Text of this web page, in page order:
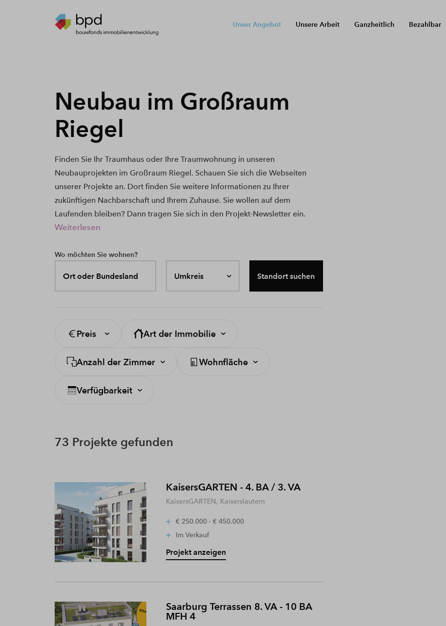
Unser Angebot Unsere Arbeit Ganzheitlich Bezahlbar
Neubau im Großraum
Riegel
Finden Sie Ihr Traumhaus oder Ihre Traumwohnung in unseren
Neubauprojekten im Großraum Riegel. Schauen Sie sich die Webseiten
unserer Projekte an. Dort finden Sie weitere Informationen zu Ihrer
zukünftigen Nachbarschaft und Ihrem Zuhause. Sie wollen auf dem
Laufenden bleiben? Dann tragen Sie sich in den Projekt-Newsletter ein.
Weiterlesen
Wo möchten Sie wohnen?
Ort oder Bundesland Umkreis Standort suchen
Preis Art der Immobilie
Anzahl der Zimmer Wohnfläche
Verfügbarkeit
73 Projekte gefunden
KaisersGARTEN - 4. BA / 3. VA
KaisersGARTEN, Kaiserslautern
€ 250.000 - € 450.000
Im Verkauf
Projekt anzeigen
Saarburg Terrassen 8. VA - 10 BA
MFH 4